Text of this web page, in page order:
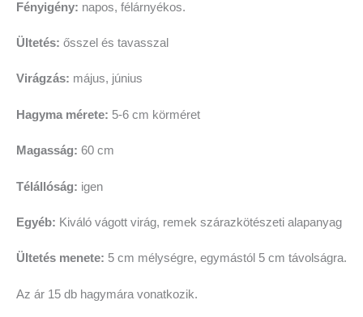
Fényigény: napos, félárnyékos.
Ültetés: ősszel és tavasszal
Virágzás: május, június
Hagyma mérete: 5-6 cm körméret
Magasság: 60 cm
Télállóság: igen
Egyéb: Kiváló vágott virág, remek szárazkötészeti alapanyag
Ültetés menete: 5 cm mélységre, egymástól 5 cm távolságra.
Az ár 15 db hagymára vonatkozik.